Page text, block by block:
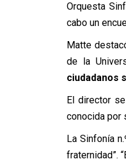
Orquesta
cabo un
Matte
de la
ciudadanos
El director
conocida por
La Sinfonía
fraternidad”.